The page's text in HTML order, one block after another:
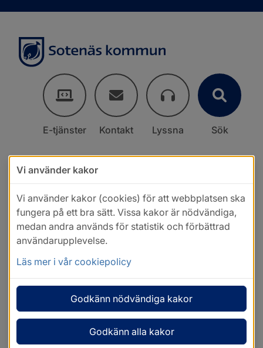
E-tjänster Kontakt Lyssna Sök
Vi använder kakor
Vi använder kakor (cookies) för att webbplatsen ska
fungera på ett bra sätt. Vissa kakor är nödvändiga,
medan andra används för statistik och förbättrad
användarupplevelse.
Läs mer i vår cookiepolicy
Godkänn nödvändiga kakor
Godkänn alla kakor